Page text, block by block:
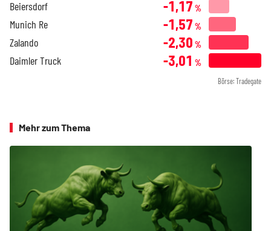
Beiersdorf -1,17 %
Munich Re -1,57 %
Zalando -2,30 %
Daimler Truck -3,01 %
Börse: Tradegate
Mehr zum Thema